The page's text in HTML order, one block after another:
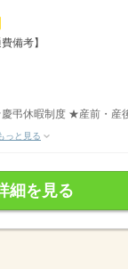
備考】
弔休暇制度 ★産前・産
っと見る
細を見る